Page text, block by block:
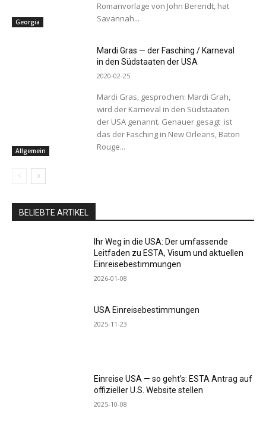
Georgia
Romanvorlage von John Berendt, hat
Savannah...
Allgemein
Mardi Gras — der Fasching / Karneval
in den Südstaaten der USA
2020-02-25
Mardi Gras, gesprochen: Mardi Grah,
wird der Karneval in den Südstaaten
der USA genannt. Genauer gesagt ist
das der Fasching in New Orleans, Baton
Rouge...
BELIEBTE ARTIKEL
Ihr Weg in die USA: Der umfassende
Leitfaden zu ESTA, Visum und aktuellen
Einreisebestimmungen
2026-01-08
USA Einreisebestimmungen
2025-11-23
Einreise USA — so geht’s: ESTA Antrag auf
offizieller U.S. Website stellen
2025-10-08